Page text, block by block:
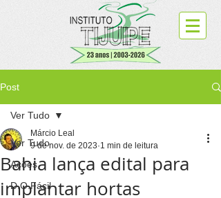
Post
Ver Tudo
Ações
D.O.Fácil
Ver Tudo
Bahia lança edital para
implantar hortas
Márcio Leal
9 de nov. de 2023 1 min de leitura